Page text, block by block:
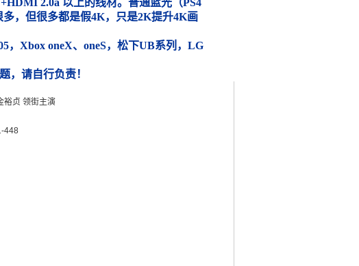
2.0a 以上的线材。普通蓝光（PS4
，但很多都是假4K，只是2K提升4K画
，Xbox oneX、oneS，松下UB系列，LG
，请自行负责！
裕贞 领街主演
448